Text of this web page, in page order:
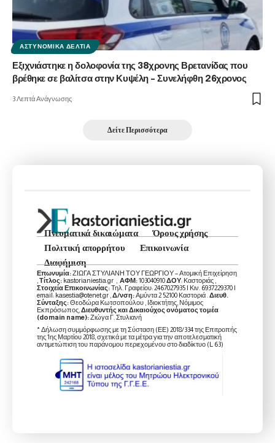
ΑΣΤΥΝΟΜΙΚΆ ΔΕΛΤΊΑ
Εξιχνιάστηκε η δολοφονία της 38χρονης Βρετανίδας που
βρέθηκε σε βαλίτσα στην Κυψέλη – Συνελήφθη 26χρονος
3 Λεπτά Ανάγνωσης
Δείτε Περισσότερα
Πνευματικά δικαιώματα
Όρους χρήσης
Πολιτική απορρήτου
Επικοινωνία
Διαφήμιση
Επωνυμία:ΖΙΩΓΑ ΣΤΥΛΙΑΝΗ ΤΟΥ ΓΕΩΡΓΙΟΥ – Ατομική Επιχείρηση
Τίτλος: kastorianiestia.gr , ΑΦΜ:103040910ΔΟΥ: Καστοριάς ,
Στοιχεία Επικοινωνίας:Τηλ. Γραφείου: 2467027935 | Κιν. 6937229370 |
email: kasestia@otenet.gr , Δ/νση:Αμύντα 2 52100 Καστοριά . Διευθ.
Σύνταξης:Θεοδώρα Κωτσοπούλου , Ιδιοκτήτης, Νόμιμος
Εκπρόσωπος, Διευθυντής και Δικαιούχος ονόματος τομέα
(domain name):Ζιώγα Γ. Στυλιανή
* Δήλωση συμμόρφωσης με τη Σύσταση (ΕΕ) 2018/334 της Επιτροπής
της 1ης Μαρτίου 2018, σχετικά με τα μέτρα για την αποτελεσματική
αντιμετώπιση του παράνομου περιεχομένου στο διαδίκτυο (L 63)